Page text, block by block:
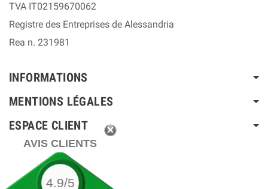
TVA IT02159670062
Registre des Entreprises de Alessandria
Rea n. 231981
INFORMATIONS
MENTIONS LÉGALES
ESPACE CLIENT
AVIS CLIENTS
4.9/5